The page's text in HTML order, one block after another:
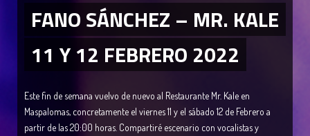
FANO SÁNCHEZ – MR. KALE
11 Y 12 FEBRERO 2022
Este fin de semana vuelvo de nuevo al Restaurante Mr. Kale en
Maspalomas, concretamente el viernes 11 y el sábado 12 de Febrero a
partir de las 20:00 horas. Compartiré escenario con vocalistas y